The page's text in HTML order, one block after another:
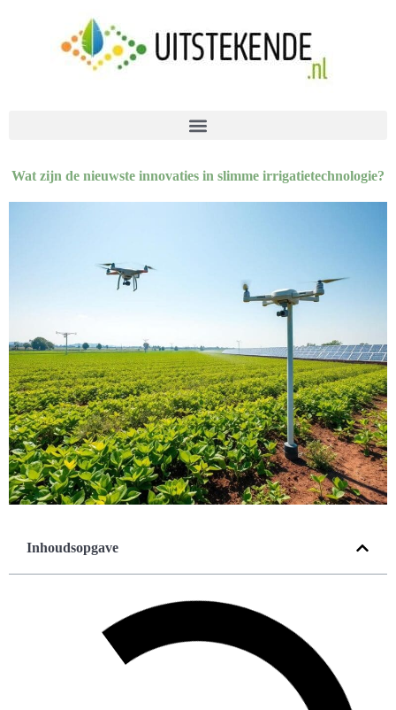
Wat zijn de nieuwste innovaties in slimme irrigatietechnologie?
Inhoudsopgave